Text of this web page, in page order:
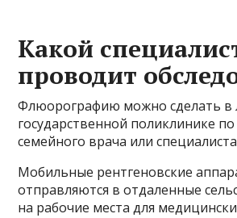
Какой
проводит
Флюорографию можно сделать в
государственной поликлинике
семейного врача или
Мобильные рентгеновские
отправляются в отдаленные
на рабочие места для